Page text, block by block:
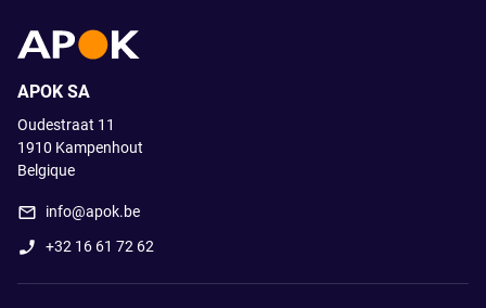
APOK SA
Oudestraat 11
1910 Kampenhout
Belgique
info@apok.be
+32 16 61 72 62